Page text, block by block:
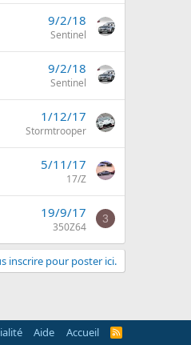
9/2/18
Sentinel
9/2/18
Sentinel
1/12/17
Stormtrooper
5/11/17
17/Z
19/9/17
350Z64
3
inscrire pour poster ici.
Aide Accueil
R